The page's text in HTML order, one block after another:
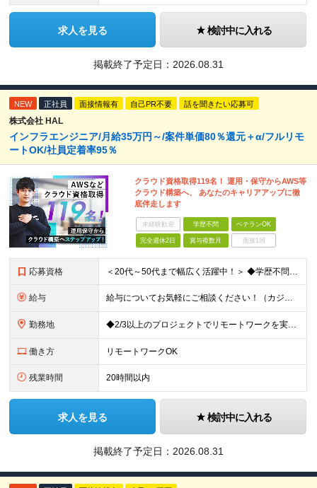
求人を見る 検討中に入れる
掲載終了予定日： 2026.08.31
NEW 正社員 面接情報有 自己PR不要 話を聞きたい応募可
株式会社 HAL
インフラエンジニア/月給35万円～/案件単価80％還元＋α/フルリモ
ートOK/社員定着率95％
クラウド資格取得119名！ 運用・保守からAWS等
クラウド構築へ、 あなたのキャリアアップに徹
底伴走します
未経験歓迎 学歴不問 ベテランOK
完全週休2日 賞与複数月 面接1回
応募資格 ＜20代～50代まで幅広く活躍中！＞ ◆学歴不問 ◆何らかのインフラ関連の実務経験 ★経験年数不問/運用監視レベルも歓迎 ＜こんな方は大歓迎！＞ ◎今の収入に不満がある ◎もっと上流の案件で活躍した
給与 給与についてお気軽にご相談ください！（カジュアル面談可能） 月給35万円～＋各種手当＋賞与2回 ※固定残業代は、時間外労働の有無に関わらず40時間分を87,500円～支給 ※超過分は別途支給 ※試用
勤務地 ◆2/3以上のプロジェクトでリモートワークを実施中！ ≪自社拠点≫ ・東京本社／東京都千代田区丸の内二丁目6番1号 丸の内パークビルディング6階 ・関西支社／⼤阪府⼤阪市中央区安⼟町2-3-13 ⼤
働き方 リモートワークOK
残業時間 20時間以内
求人を見る 検討中に入れる
掲載終了予定日： 2026.08.31